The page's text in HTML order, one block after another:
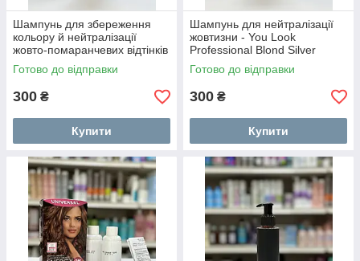
Шампунь для збереження
кольору й нейтралізації
жовто-помаранчевих відтінків
You Look Professional Blond
Pink Shine Shampoo 250мл
Готово до відправки
300 ₴
Купити
Шампунь для нейтралізації
жовтизни - You Look
Professional Blond Silver
Shine Shampoo 250мл
Готово до відправки
300 ₴
Купити